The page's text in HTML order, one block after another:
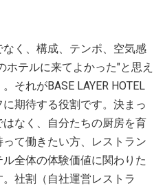
なく、構成、テンポ、空気感
ホテルに来てよかった"と思え
それがBASE LAYER HOTEL
期待する役割です。決まっ
なく、自分たちの厨房を育
て働きたい方、レストラン
全体の体験価値に関わりた
社割（自社運営レストラ